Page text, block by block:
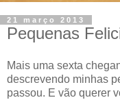
21 março 2013
Pequenas
Mais uma sexta
descrevendo minhas
passou. E vão querer